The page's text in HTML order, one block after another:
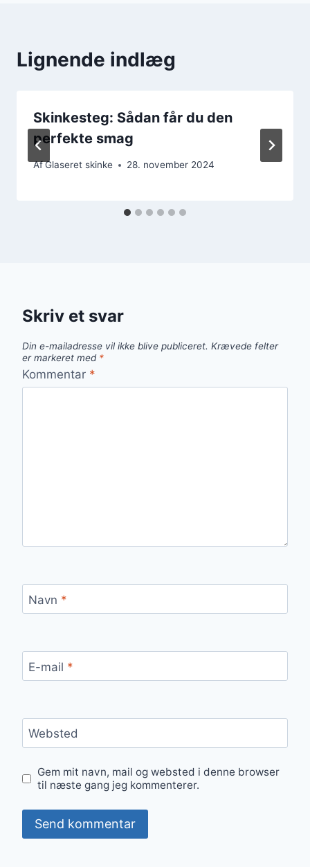
Lignende indlæg
Skinkesteg: Sådan får du den
perfekte smag
AfGlaseret skinke 28. november 2024
Skriv et svar
Din e-mailadresse vil ikke blive publiceret. Krævede felter
er markeret med *
Kommentar *
Navn *
E-mail *
Websted
Gem mit navn, mail og websted i denne browser
til næste gang jeg kommenterer.